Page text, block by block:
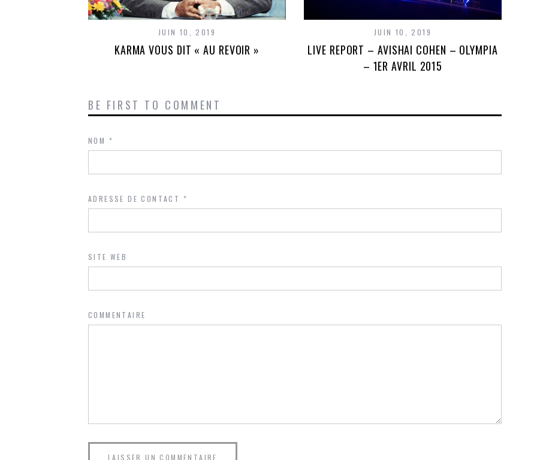
JUIN 10, 2019
KARMA VOUS DIT « AU REVOIR »
JUIN 10, 2019
LIVE REPORT – AVISHAI COHEN – OLYMPIA
– 1ER AVRIL 2015
BE FIRST TO COMMENT
NOM *
ADRESSE DE CONTACT *
SITE WEB
COMMENTAIRE